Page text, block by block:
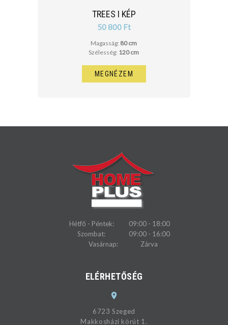
TREES I KÉP
50 800 Ft
Magasság: 80 cm
Szélesség: 120 cm
MEGNÉZEM
Hétfő - Péntek:
09:00 - 18:00
Szombat:
09:00 - 16:00
Vasárnap:
Zárva
ELÉRHETŐSÉG
6723 Szeged
Makkosházi körút 1.